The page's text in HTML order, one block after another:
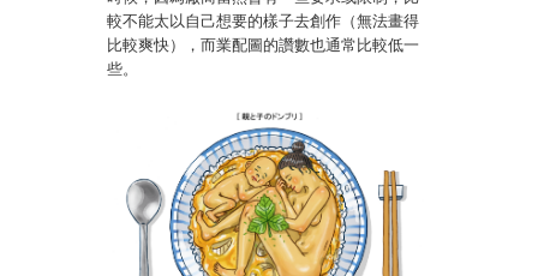
較不能太以自己想要的樣子去創作（無法畫得
比較爽快），而業配圖的讚數也通常比較低一
些。